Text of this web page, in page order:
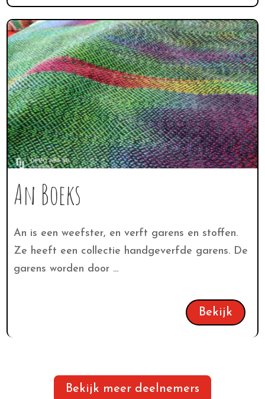
An Boeks
An is een weefster, en verft garens en stoffen.
Ze heeft een collectie handgeverfde garens. De
garens worden door ...
Bekijk
Bekijk meer deelnemers